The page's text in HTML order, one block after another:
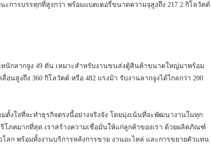
การบรรทุกที่สูงกว่า พร้อมแบตเตอรี่ขนาดความจุสูงถึง 217.2 กิโลวัตต์
นักลากจูง 49 ตัน เหมาะสำหรับงานขนส่งตู้สินค้าขนาดใหญ่มาพร้อม
นสูงถึง 360 กิโลวัตต์ หรือ 482 แรงม้า รับงานลากจูงได้ไกลกว่า 200
ตั้งใจที่จะทำธุรกิจตรงนี้อย่างจริงจัง โดยมุ่งเน้นที่จะพัฒนางานในทุก
ภคมากที่สุด เราสร้างความเชื่อมั่นให้แก่ลูกค้าของเรา ด้วยผลิตภัณฑ์
ลก พร้อมทั้งงานบริการหลังการขาย งานอะไหล่ และการขยายตัวแทน